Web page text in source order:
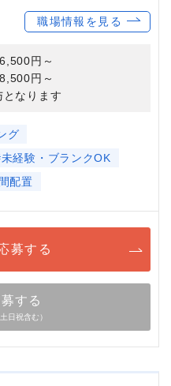
職場情報を見る
円～
円～
なります
グ
経験・ブランクOK
配置
募する
する
日祝含む）